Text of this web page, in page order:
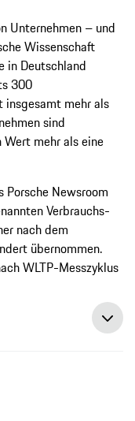
Unternehmen – und
Wissenschaft
in Deutschland
300
insgesamt mehr als
sind
Wert mehr als eine
Newsroom
Verbrauchs-
nach dem
übernommen.
WLTP-Messzyklus